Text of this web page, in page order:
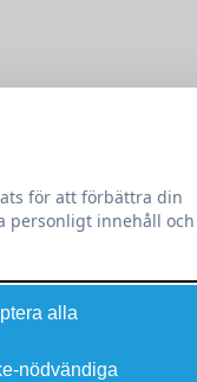
för att förbättra din
innehåll
alla
nödvändiga